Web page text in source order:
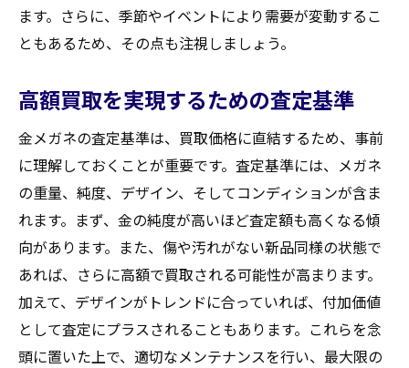
買取相場の変動を利用するテクニック
最新の買取情報を得る手段
競争を利用して高額査定を引き出す
高額買取を目指すなら知っておきたい金メガネ
の手入れポイント
日常的な手入れで保持する価値
プロによるクリーニングの重要性
保管方法が査定額に与える影響
定期的なメンテナンスのメリット
自宅でできる簡単なお手入れ法
手入れを怠るとどうなるか
ます。さらに、季節やイベントにより需要が変動するこ
ともあるため、その点も注視しましょう。
高額買取を実現するための査定基準
金メガネの査定基準は、買取価格に直結するため、事前
に理解しておくことが重要です。査定基準には、メガネ
の重量、純度、デザイン、そしてコンディションが含ま
れます。まず、金の純度が高いほど査定額も高くなる傾
向があります。また、傷や汚れがない新品同様の状態で
あれば、さらに高額で買取される可能性が高まります。
加えて、デザインがトレンドに合っていれば、付加価値
として査定にプラスされることもあります。これらを念
頭に置いた上で、適切なメンテナンスを行い、最大限の